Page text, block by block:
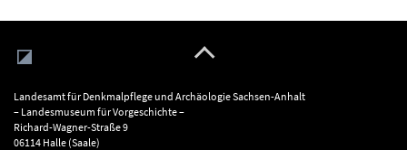
Landesamt für Denkmalpflege und Archäologie Sachsen-Anhalt
– Landesmuseum für Vorgeschichte –
Richard-Wagner-Straße 9
06114 Halle (Saale)